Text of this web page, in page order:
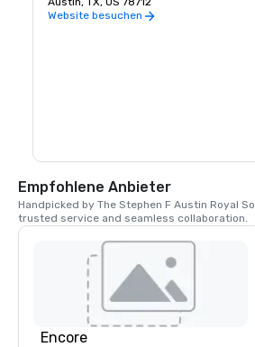
Website besuchen
Empfohlene Anbieter
Handpicked by The Stephen F Austin Royal
trusted service and seamless collaboration.
Encore